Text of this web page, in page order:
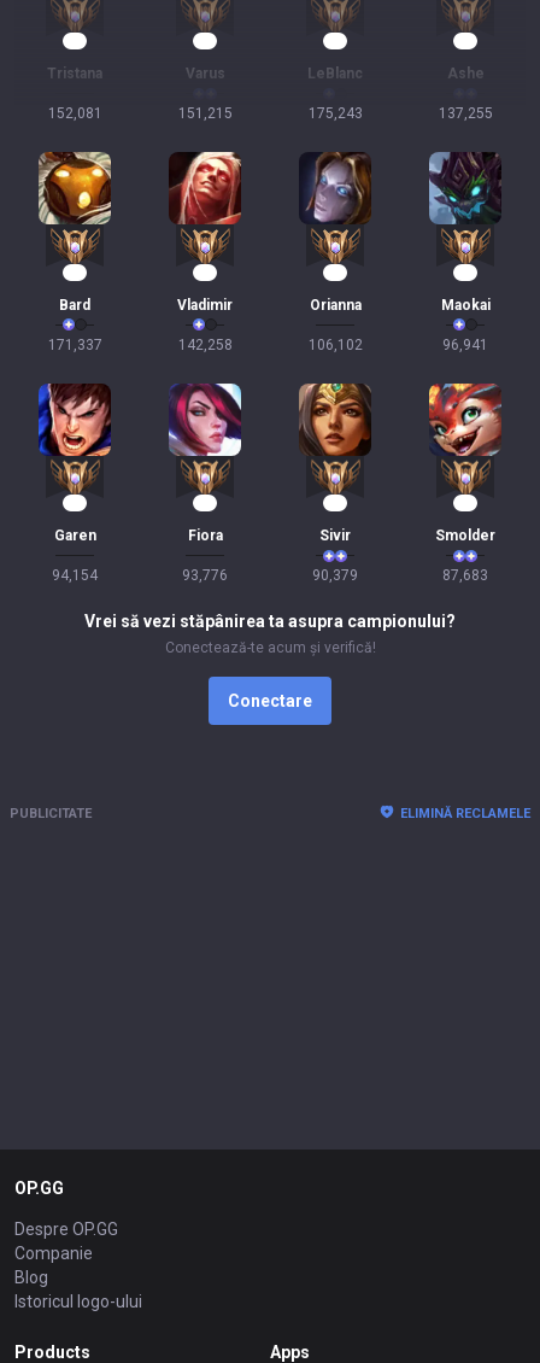
Tristana
152,081
Varus
151,215
LeBlanc
175,243
Ashe
137,255
Bard
171,337
Vladimir
142,258
Orianna
106,102
Maokai
96,941
Garen
94,154
Fiora
93,776
Sivir
90,379
Smolder
87,683
Vrei să vezi stăpânirea ta asupra campionului?
Conectează-te acum și verifică!
Conectare
PUBLICITATE ELIMINĂ RECLAMELE
OP.GG
Despre OP.GG
Companie
Blog
Istoricul logo-ului
Products Apps